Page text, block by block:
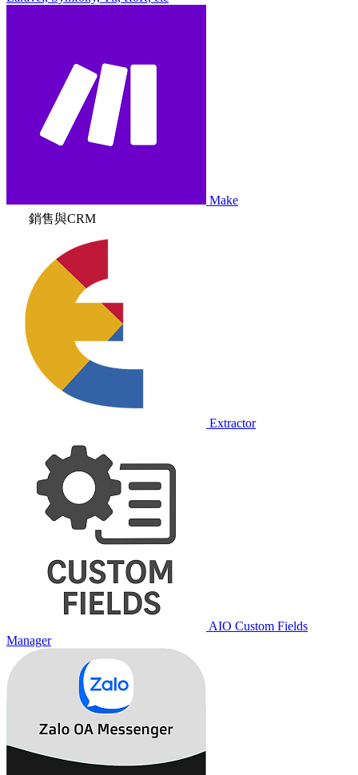
Make
銷售與CRM
Extractor
AIO Custom Fields
Manager